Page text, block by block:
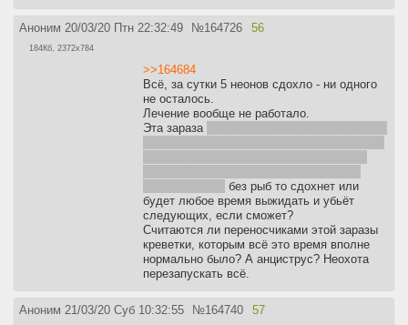
Аноним 20/03/20 Птн 22:32:49 №164726 56
184Кб, 2372x784
>>164684
Всё, за сутки 5 неонов сдохло - ни одного
не осталось.
Лечение вообще не работало.
Эта зараза
без рыб то сдохнет или
будет любое время выжидать и убьёт
следующих, если сможет?
Считаются ли переносчиками этой заразы
креветки, которым всё это время вполне
нормально было? А анциструс? Неохота
перезапускать всё.
Аноним 21/03/20 Суб 10:32:55 №164740 57